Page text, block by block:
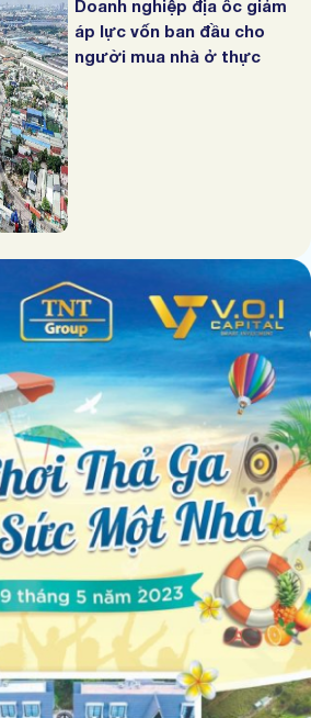
Doanh nghiệp địa ốc giảm
áp lực vốn ban đầu cho
người mua nhà ở thực